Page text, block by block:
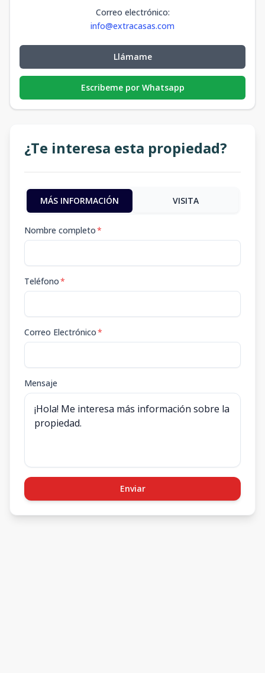
Correo electrónico:
info@extracasas.com
Llámame
Escribeme por Whatsapp
¿Te interesa esta propiedad?
MÁS INFORMACIÓN VISITA
Nombre completo*
Teléfono*
Correo Electrónico*
Mensaje
Enviar